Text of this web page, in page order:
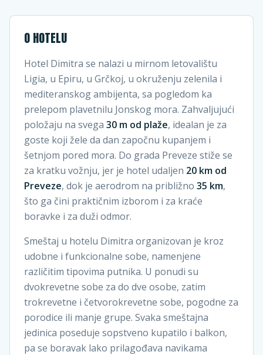
O HOTELU
Hotel Dimitra se nalazi u mirnom letovalištu
Ligia, u Epiru, u Grčkoj, u okruženju zelenila i
mediteranskog ambijenta, sa pogledom ka
prelepom plavetnilu Jonskog mora. Zahvaljujući
položaju na svega 30 m od plaže, idealan je za
goste koji žele da dan započnu kupanjem i
šetnjom pored mora. Do grada Preveze stiže se
za kratku vožnju, jer je hotel udaljen 20 km od
Preveze, dok je aerodrom na približno 35 km,
što ga čini praktičnim izborom i za kraće
boravke i za duži odmor.
Smeštaj u hotelu Dimitra organizovan je kroz
udobne i funkcionalne sobe, namenjene
različitim tipovima putnika. U ponudi su
dvokrevetne sobe za do dve osobe, zatim
trokrevetne i četvorokrevetne sobe, pogodne za
porodice ili manje grupe. Svaka smeštajna
jedinica poseduje sopstveno kupatilo i balkon,
pa se boravak lako prilagođava navikama